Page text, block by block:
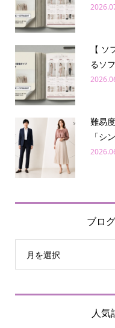
【
るソ
難易
「シ
ブロ
月を選択
人気